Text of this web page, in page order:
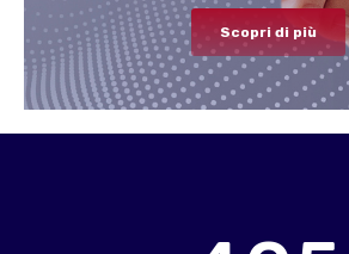
Scopri di più